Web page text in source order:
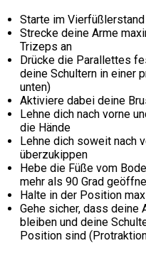
Starte im
Strecke deine Arme
Trizeps an
Drücke die Parallettes
deine Schultern in einer
unten)
Aktiviere dabei deine
Lehne dich nach vorne
die Hände
Lehne dich soweit nach
überzukippen
Hebe die Füße vom
mehr als 90 Grad
Halte in der Position
Gehe sicher, dass deine
bleiben und deine
Position sind